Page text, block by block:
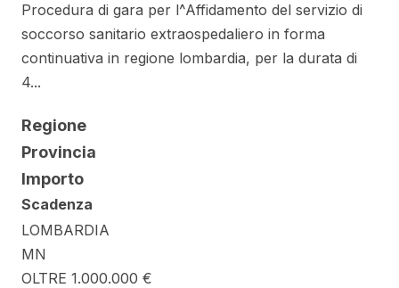
Procedura di gara per l^Affidamento del servizio di
soccorso sanitario extraospedaliero in forma
continuativa in regione lombardia, per la durata di
4...
Regione
Provincia
Importo
Scadenza
LOMBARDIA
MN
OLTRE 1.000.000 €